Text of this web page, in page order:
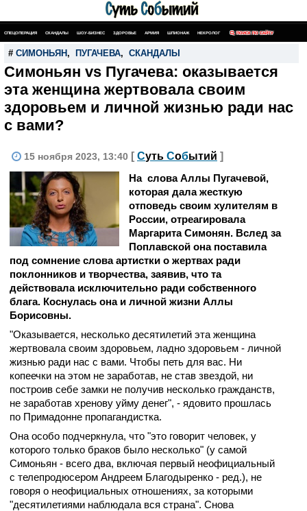
СПЕЦОПЕРАЦИЯ СКАНДАЛЫ ШОУ-БИЗНЕС ЗДОРОВЬЕ АРМИЯ ШПИОНАЖ НЕКРОЛОГ ПОИСК ПО САЙТУ
# СИМОНЬЯН , ПУГАЧЕВА, СКАНДАЛЫ
Симоньян vs Пугачева: оказывается
эта женщина жертвовала своим
здоровьем и личной жизнью ради нас
с вами?
15 ноября 2023, 13:40 [ Суть Событий ]
На слова Аллы Пугачевой,
которая дала жесткую
отповедь своим хулителям в
России, отреагировала
Маргарита Симонян. Вслед за
Поплавской она поставила
под сомнение слова артистки о жертвах ради
поклонников и творчества, заявив, что та
действовала исключительно ради собственного
блага. Коснулась она и личной жизни Аллы
Борисовны.
"Оказывается, несколько десятилетий эта женщина
жертвовала своим здоровьем, ладно здоровьем - личной
жизнью ради нас с вами. Чтобы петь для вас. Ни
копеечки на этом не заработав, не став звездой, ни
построив себе замки не получив несколько гражданств,
не заработав хренову уйму денег", - ядовито прошлась
по Примадонне пропагандистка.
Она особо подчеркнула, что "это говорит человек, у
которого только браков было несколько" (у самой
Симоньян - всего два, включая первый неофициальный
с телепродюсером Андреем Благодыренко - ред.), не
говоря о неофициальных отношениях, за которыми
"десятилетиями наблюдала вся страна". Снова